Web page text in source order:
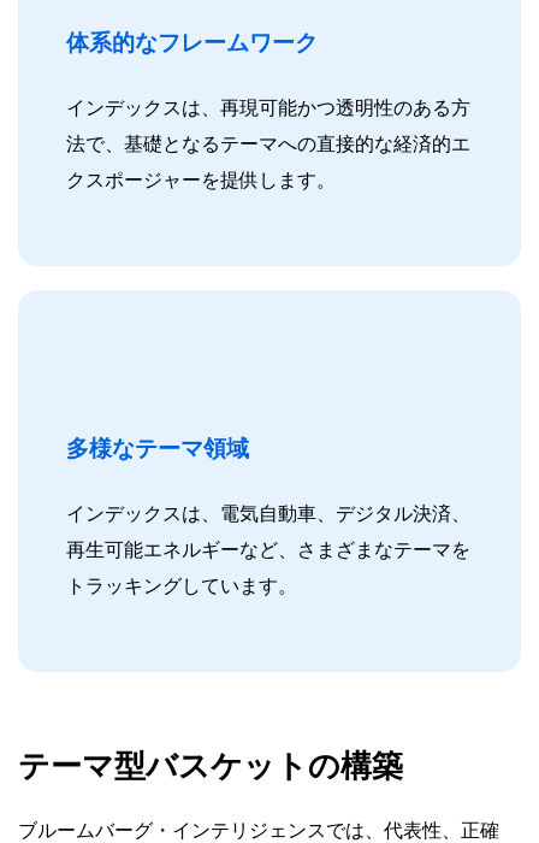
体系的なフレームワーク
インデックスは、再現可能かつ透明性のある方
法で、基礎となるテーマへの直接的な経済的エ
クスポージャーを提供します。
多様なテーマ領域
インデックスは、電気自動車、デジタル決済、
再生可能エネルギーなど、さまざまなテーマを
トラッキングしています。
テーマ型バスケットの構築
ブルームバーグ・インテリジェンスでは、代表性、正確